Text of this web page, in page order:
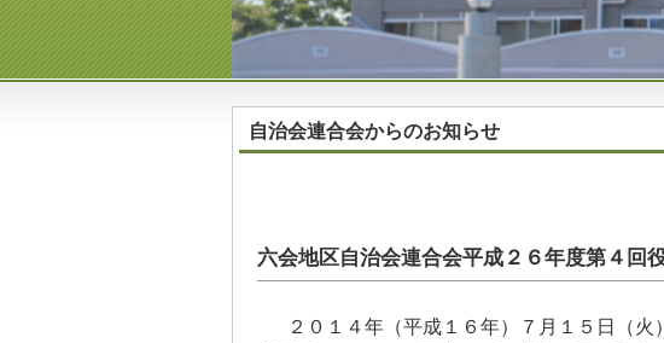
自治会連合会からのお知らせ
六会地区自治会連合会平成２６年度第４回
２０１４年（平成１６年）７月１５日（火